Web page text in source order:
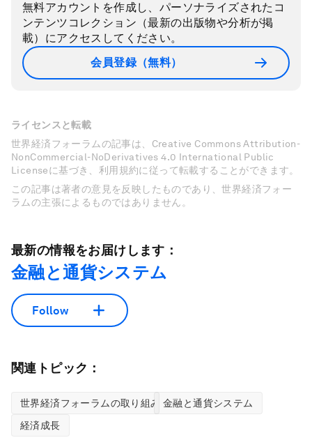
無料アカウントを作成し、パーソナライズされたコ
ンテンツコレクション（最新の出版物や分析が掲
載）にアクセスしてください。
会員登録（無料）
ライセンスと転載
世界経済フォーラムの記事は、Creative Commons Attribution-
NonCommercial-NoDerivatives 4.0 International Public
Licenseに基づき、利用規約に従って転載することができます。
この記事は著者の意見を反映したものであり、世界経済フォー
ラムの主張によるものではありません。
最新の情報をお届けします：
金融と通貨システム
Follow
関連トピック：
世界経済フォーラムの取り組み
金融と通貨システム
経済成長